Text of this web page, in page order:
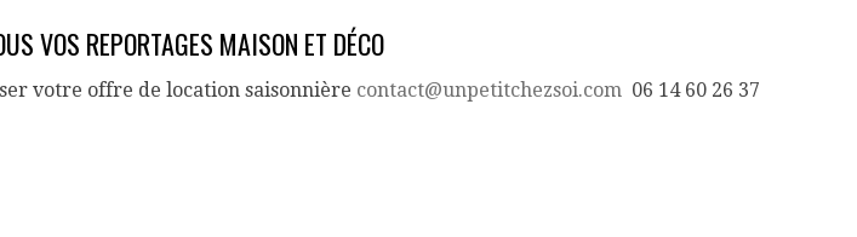
VOS REPORTAGES MAISON ET DÉCO
votre offre de location saisonnière contact@unpetitchezsoi.com06 14 60 26 37